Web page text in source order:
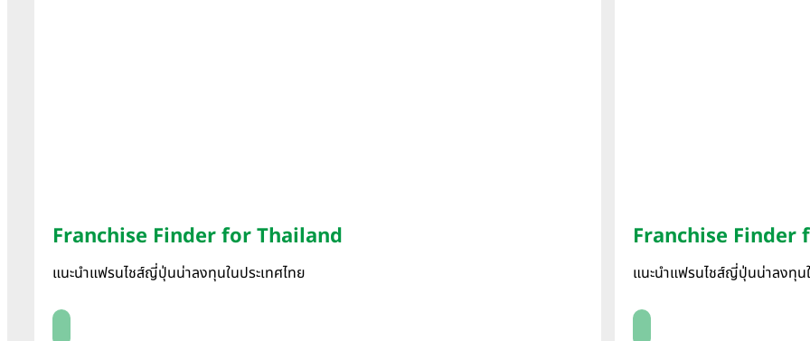
Franchise Finder for Thailand
แนะนำแฟรนไชส์ญี่ปุ่นน่าลงทุนในประเทศไทย
Franchise Finder
แนะนำแฟรนไชส์ญี่ปุ่นน่าลงทุน